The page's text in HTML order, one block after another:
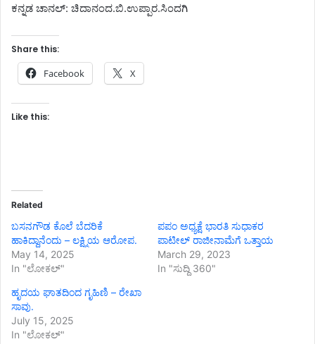
ಕನ್ನಡ ಚಾನಲ್: ಚಿದಾನಂದ.ಬಿ.ಉಪ್ಪಾರ.ಸಿಂದಗಿ
Share this:
Facebook X
Like this:
Related
ಬಸನಗೌಡ ಕೊಲೆ ಬೆದರಿಕೆ
ಹಾಕಿದ್ದಾನೆಂದು – ಲಕ್ಷ್ಮಿಯ ಆರೋಪ.
May 14, 2025
In "ಲೋಕಲ್"
ಪಪಂ ಅಧ್ಯಕ್ಷೆ ಭಾರತಿ ಸುಧಾಕರ
ಪಾಟೀಲ್ ರಾಜೀನಾಮೆಗೆ ಒತ್ತಾಯ
March 29, 2023
In "ಸುದ್ದಿ 360"
ಹೃದಯ ಘಾತದಿಂದ ಗೃಹಿಣಿ – ರೇಖಾ
ಸಾವು.
July 15, 2025
In "ಲೋಕಲ್"